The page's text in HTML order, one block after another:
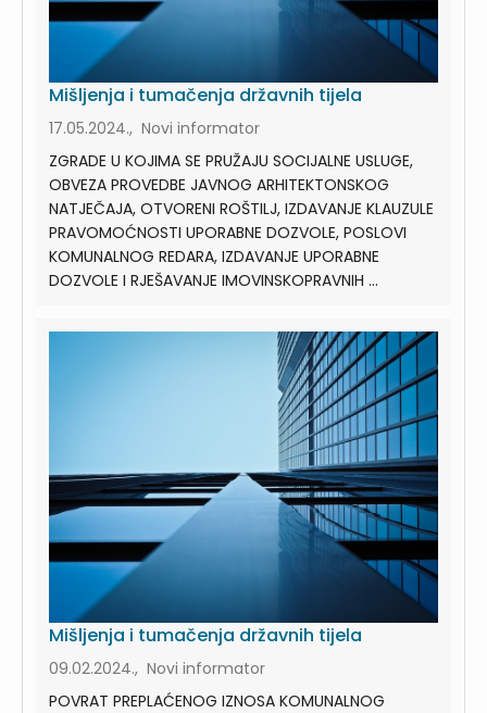
Mišljenja i tumačenja državnih tijela
17.05.2024., Novi informator
ZGRADE U KOJIMA SE PRUŽAJU SOCIJALNE USLUGE,
OBVEZA PROVEDBE JAVNOG ARHITEKTONSKOG
NATJEČAJA, OTVORENI ROŠTILJ, IZDAVANJE KLAUZULE
PRAVOMOĆNOSTI UPORABNE DOZVOLE, POSLOVI
KOMUNALNOG REDARA, IZDAVANJE UPORABNE
DOZVOLE I RJEŠAVANJE IMOVINSKOPRAVNIH ...
Mišljenja i tumačenja državnih tijela
09.02.2024., Novi informator
POVRAT PREPLAĆENOG IZNOSA KOMUNALNOG